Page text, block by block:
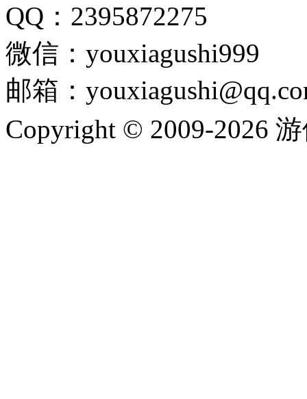
QQ：2395872275
微信：youxiagushi999
邮箱：
Copyright © 2009-2026